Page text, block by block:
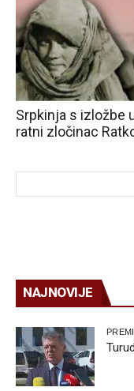
Srpkinja s izložbe
ratni zločinac
NAJNOVIJE